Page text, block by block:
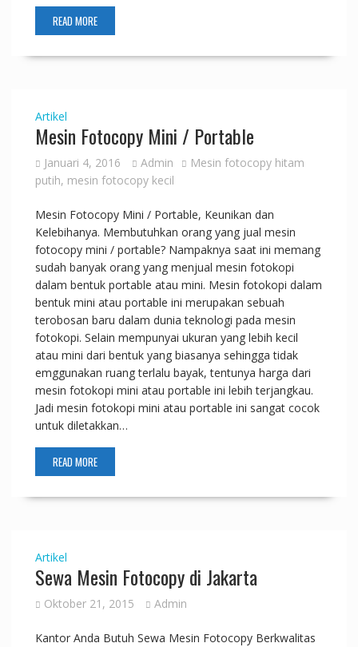
READ MORE
Artikel
Mesin Fotocopy Mini / Portable
Januari 4, 2016 Admin
Mesin fotocopy hitam
putih, mesin fotocopy kecil
Mesin Fotocopy Mini / Portable, Keunikan dan
Kelebihanya. Membutuhkan orang yang jual mesin
fotocopy mini / portable? Nampaknya saat ini memang
sudah banyak orang yang menjual mesin fotokopi
dalam bentuk portable atau mini. Mesin fotokopi dalam
bentuk mini atau portable ini merupakan sebuah
terobosan baru dalam dunia teknologi pada mesin
fotokopi. Selain mempunyai ukuran yang lebih kecil
atau mini dari bentuk yang biasanya sehingga tidak
emggunakan ruang terlalu bayak, tentunya harga dari
mesin fotokopi mini atau portable ini lebih terjangkau.
Jadi mesin fotokopi mini atau portable ini sangat cocok
untuk diletakkan…
READ MORE
Artikel
Sewa Mesin Fotocopy di Jakarta
Oktober 21, 2015 Admin
Kantor Anda Butuh Sewa Mesin Fotocopy Berkwalitas